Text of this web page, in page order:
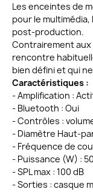
Les enceintes de
pour le
post-production.
Contrairement
rencontre
bien défini et qui
Caractéristiques :
- Amplification :
- Bluetooth : Oui
- Contrôles :
- Diamètre Haut-
- Fréquence de
- Puissance (W) :
- SPL max : 100 dB
- Sorties : casque